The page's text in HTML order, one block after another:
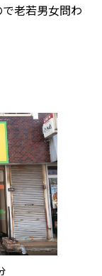
老若男女問わ